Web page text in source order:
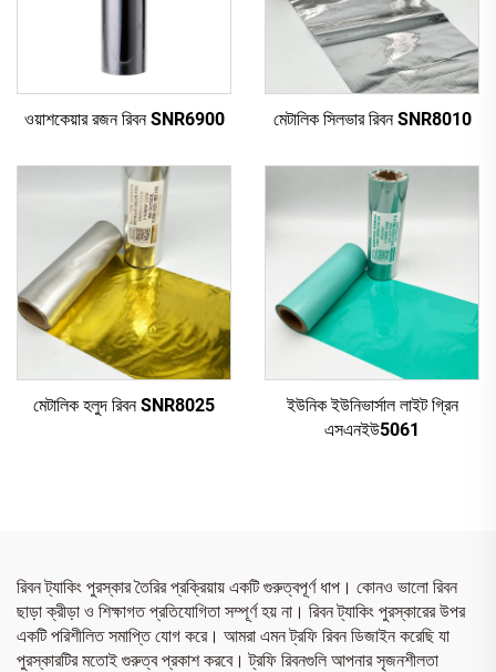
ওয়াশকেয়ার রজন রিবন SNR6900 মেটালিক সিলভার রিবন SNR8010
মেটালিক হলুদ রিবন SNR8025
ইউনিক ইউনিভার্সাল লাইট গ্রিন
এসএনইউ5061
রিবন ট্যাকিং পুরস্কার তৈরির প্রক্রিয়ায় একটি গুরুত্বপূর্ণ ধাপ। কোনও ভালো রিবন
ছাড়া ক্রীড়া ও শিক্ষাগত প্রতিযোগিতা সম্পূর্ণ হয় না। রিবন ট্যাকিং পুরস্কারের উপর
একটি পরিশীলিত সমাপ্তি যোগ করে। আমরা এমন ট্রফি রিবন ডিজাইন করেছি যা
পুরস্কারটির মতোই গুরুত্ব প্রকাশ করবে। ট্রফি রিবনগুলি আপনার সৃজনশীলতা